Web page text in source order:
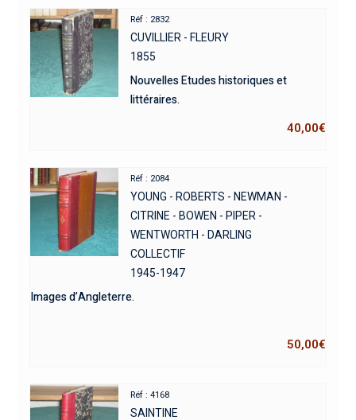
Réf : 2832
CUVILLIER - FLEURY
1855
Nouvelles Etudes historiques et
littéraires.
40,00€
Réf : 2084
YOUNG - ROBERTS - NEWMAN -
CITRINE - BOWEN - PIPER -
WENTWORTH - DARLING
COLLECTIF
1945-1947
Images d’Angleterre.
50,00€
Réf : 4168
SAINTINE